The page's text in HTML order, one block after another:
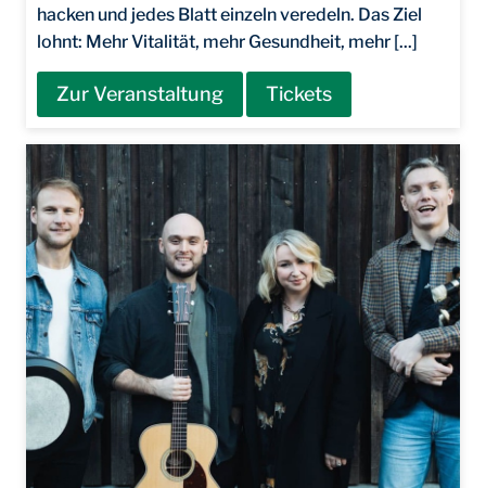
hacken und jedes Blatt einzeln veredeln. Das Ziel
lohnt: Mehr Vitalität, mehr Gesundheit, mehr [...]
Zur Veranstaltung Tickets